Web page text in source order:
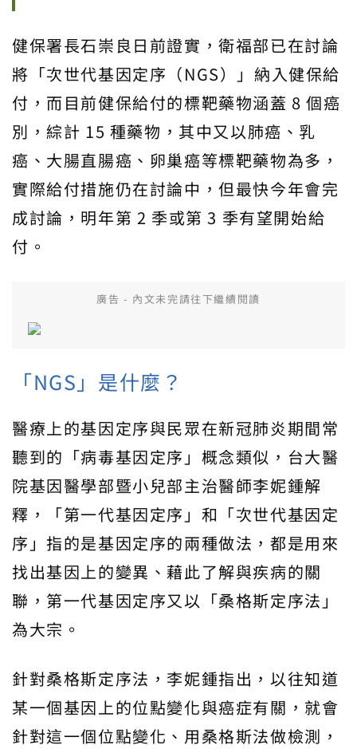
健保署長石崇良日前證實，衛福部已在討論
將「次世代基因定序（NGS）」納入健保給
付，而目前健保給付的標靶藥物涵蓋 8 個癌
別，綜計 15 種藥物，其中又以肺癌、乳
癌、大腸直腸癌、卵巢癌等標靶藥物為多，
實際給付措施仍在討論中，但最快今年會完
成討論，明年第 2 季或第 3 季有望開始給
付。
廣告 - 內文未完請往下繼續閱讀
「NGS」是什麼？
醫療上的基因定序與民眾在新冠肺炎期間常
聽到的「病毒基因定序」概念類似，台大醫
院基因醫學部暨小兒部主治醫師李妮鍾解
釋，「第一代基因定序」和「次世代基因定
序」指的是基因定序的兩種做法，都是用來
找出基因上的變異、藉此了解與疾病的關
聯，第一代基因定序又以「桑格斯定序法」
為大宗。
針對桑格斯定序法，李妮鍾指出，以往知道
某一個基因上的位點變化與癌症有關，就會
針對這一個位點變化、用桑格斯法做檢測，